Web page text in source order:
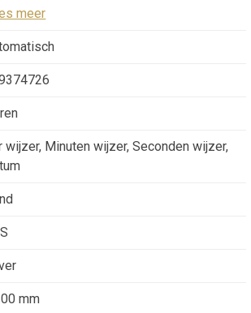
silicon balance-spring power
resistant to 5 bar, scratch-resistant
crystal, with several layers of anti-
silver dial.
steel band, with double security
clasp with micro adjustment system.
meer
wijzer, Minuten wijzer, Seconden wijzer,
mm